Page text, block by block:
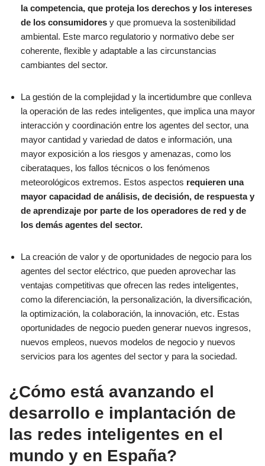
la competencia, que proteja los derechos y los intereses
de los consumidores y que promueva la sostenibilidad
ambiental. Este marco regulatorio y normativo debe ser
coherente, flexible y adaptable a las circunstancias
cambiantes del sector.
La gestión de la complejidad y la incertidumbre que conlleva
la operación de las redes inteligentes, que implica una mayor
interacción y coordinación entre los agentes del sector, una
mayor cantidad y variedad de datos e información, una
mayor exposición a los riesgos y amenazas, como los
ciberataques, los fallos técnicos o los fenómenos
meteorológicos extremos. Estos aspectos requieren una
mayor capacidad de análisis, de decisión, de respuesta y
de aprendizaje por parte de los operadores de red y de
los demás agentes del sector.
La creación de valor y de oportunidades de negocio para los
agentes del sector eléctrico, que pueden aprovechar las
ventajas competitivas que ofrecen las redes inteligentes,
como la diferenciación, la personalización, la diversificación,
la optimización, la colaboración, la innovación, etc. Estas
oportunidades de negocio pueden generar nuevos ingresos,
nuevos empleos, nuevos modelos de negocio y nuevos
servicios para los agentes del sector y para la sociedad.
¿Cómo está avanzando el
desarrollo e implantación de
las redes inteligentes en el
mundo y en España?